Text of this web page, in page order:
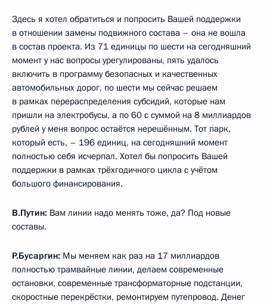
Здесь я хотел обратиться и попросить Вашей поддержки
в отношении замены подвижного состава – она не вошла
в состав проекта. Из 71 единицы по шести на сегодняшний
момент у нас вопросы урегулированы, пять удалось
включить в программу безопасных и качественных
автомобильных дорог, по шести мы сейчас решаем
в рамках перераспределения субсидий, которые нам
пришли на электробусы, а по 60 с суммой на 8 миллиардов
рублей у меня вопрос остаётся нерешённым. Тот парк,
который есть, – 196 единиц, на сегодняшний момент
полностью себя исчерпал. Хотел бы попросить Вашей
поддержки в рамках трёхгодичного цикла с учётом
большого финансирования.
В.Путин: Вам линии надо менять тоже, да? Под новые
составы.
Р.Бусаргин: Мы меняем как раз на 17 миллиардов
полностью трамвайные линии, делаем современные
остановки, современные трансформаторные подстанции,
скоростные перекрёстки, ремонтируем путепровод. Денег